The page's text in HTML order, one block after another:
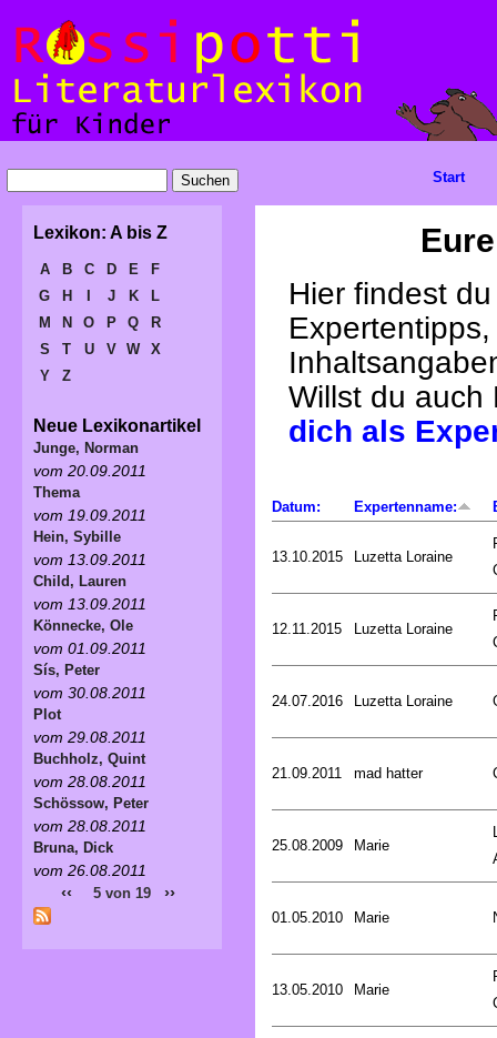
Hier findest
Willst du
dich als
Datum: Expertenname:
13.10.2015 Luzetta Loraine
12.11.2015 Luzetta Loraine
24.07.2016 Luzetta Loraine
21.09.2011 mad hatter
25.08.2009 Marie
01.05.2010 Marie
13.05.2010 Marie
Start
Lexikon: A bis Z
A B C D E
F
G
H J K
L
M
N O P Q
R
S
T U V W
X
Y
Z
Neue Lexikonartikel
Junge, Norman
vom 20.09.2011
Thema
vom 19.09.2011
Hein, Sybille
vom 13.09.2011
Child, Lauren
vom 13.09.2011
Könnecke, Ole
vom 01.09.2011
Sís, Peter
vom 30.08.2011
Plot
vom 29.08.2011
Buchholz, Quint
vom 28.08.2011
Schössow, Peter
vom 28.08.2011
Bruna, Dick
vom 26.08.2011
‹‹ 5 von 19 ››